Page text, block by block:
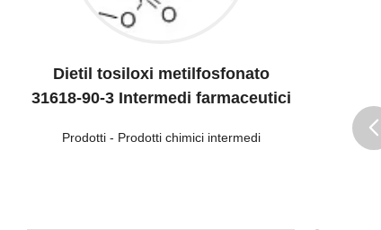
Dietil tosiloxi metilfosfonato
31618-90-3 Intermedi farmaceutici
Prodotti- Prodotti chimici intermedi